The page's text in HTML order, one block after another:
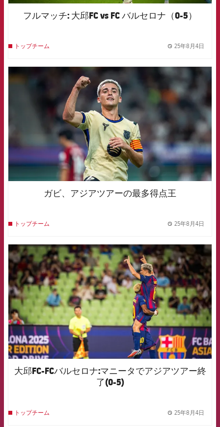
フルマッチ: 大邱FC vs FC バルセロナ（0-5）
トップチーム 25年8月4日
FCB Barcelona badge
ガビ、アジアツアーの最多得点王
トップチーム 25年8月4日
FCB Barcelona badge
大邱FC-FCバルセロナ:マニータでアジアツアー終
了(0-5)
トップチーム 25年8月4日